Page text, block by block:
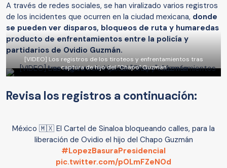
A través de redes sociales, se han viralizado varios registros
de los incidentes que ocurren en la ciudad mexicana, donde
se pueden ver disparos, bloqueos de ruta y humaredas
producto de enfrentamientos entre la policía y
partidarios de Ovidio Guzmán.
[VIDEO] Los registros de los tiroteos y enfrentamientos tras
captura de hijo del "Chapo" Guzmán
Revisa los registros a continuación:
México 🇲🇽 El Cartel de Sinaloa bloqueando calles, para la
liberación de Ovidio el hijo del Chapo Guzmán
#LopezBasuraPresidencial
pic.twitter.com/pOLmFZeNOd